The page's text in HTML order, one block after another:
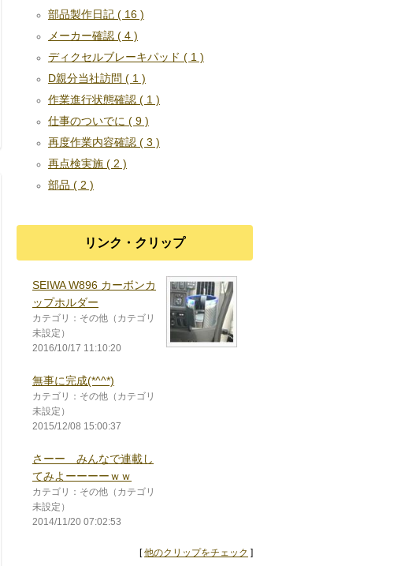
部品製作日記 ( 16 )
メーカー確認 ( 4 )
ディクセルブレーキパッド ( 1 )
D親分当社訪問 ( 1 )
作業進行状態確認 ( 1 )
仕事のついでに ( 9 )
再度作業内容確認 ( 3 )
再点検実施 ( 2 )
部品 ( 2 )
リンク・クリップ
SEIWA W896 カーボンカ
ップホルダー
カテゴリ：その他（カテゴリ
未設定）
2016/10/17 11:10:20
無事に完成(*^^*)
カテゴリ：その他（カテゴリ
未設定）
2015/12/08 15:00:37
さーー みんなで連載し
てみよーーーーｗｗ
カテゴリ：その他（カテゴリ
未設定）
2014/11/20 07:02:53
[他のクリップをチェック ]